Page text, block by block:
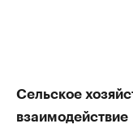
Сельское
взаимодействие